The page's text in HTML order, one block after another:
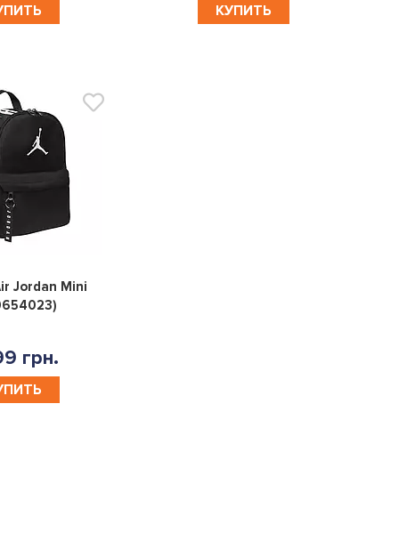
КУПИТЬ
Jordan Mini
грн.